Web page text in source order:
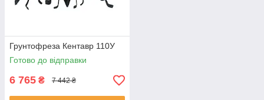
Грунтофреза Кентавр 110У
Готово до відправки
6 765 ₴ 7 442 ₴